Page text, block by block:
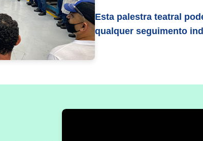
Esta palestra teatral
qualquer seguimento